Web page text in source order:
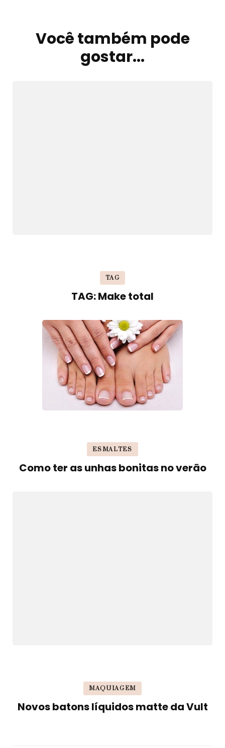
Você também pode
gostar...
TAG
TAG: Make total
ESMALTES
Como ter as unhas bonitas no verão
MAQUIAGEM
Novos batons líquidos matte da Vult